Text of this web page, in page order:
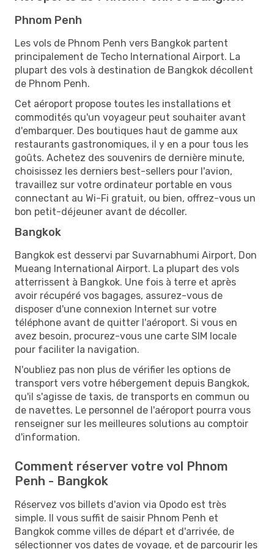
Phnom Penh
Les vols de Phnom Penh vers Bangkok partent
principalement de Techo International Airport. La
plupart des vols à destination de Bangkok décollent
de Phnom Penh.
Cet aéroport propose toutes les installations et
commodités qu'un voyageur peut souhaiter avant
d'embarquer. Des boutiques haut de gamme aux
restaurants gastronomiques, il y en a pour tous les
goûts. Achetez des souvenirs de dernière minute,
choisissez les derniers best-sellers pour l'avion,
travaillez sur votre ordinateur portable en vous
connectant au Wi-Fi gratuit, ou bien, offrez-vous un
bon petit-déjeuner avant de décoller.
Bangkok
Bangkok est desservi par Suvarnabhumi Airport, Don
Mueang International Airport. La plupart des vols
atterrissent à Bangkok. Une fois à terre et après
avoir récupéré vos bagages, assurez-vous de
disposer d'une connexion Internet sur votre
téléphone avant de quitter l'aéroport. Si vous en
avez besoin, procurez-vous une carte SIM locale
pour faciliter la navigation.
N'oubliez pas non plus de vérifier les options de
transport vers votre hébergement depuis Bangkok,
qu'il s'agisse de taxis, de transports en commun ou
de navettes. Le personnel de l'aéroport pourra vous
renseigner sur les meilleures solutions au comptoir
d'information.
Comment réserver votre vol Phnom
Penh - Bangkok
Réservez vos billets d'avion via Opodo est très
simple. Il vous suffit de saisir Phnom Penh et
Bangkok comme villes de départ et d'arrivée, de
sélectionner vos dates de voyage, et de parcourir les